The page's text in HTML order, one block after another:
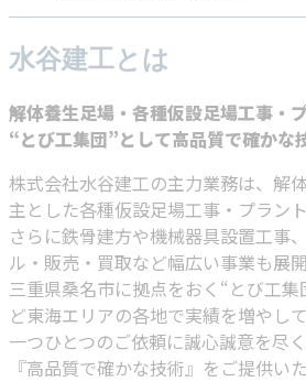
水谷建工とは
解体養生足場・各種仮設足場工事・
“とび工集団”として高品質で確かな
株式会社水谷建工の主力業務は、解
主とした各種仮設足場工事・プラント
さらに鉄骨建方や機械器具設置工事
ル・販売・買取など幅広い事業も展
三重県桑名市に拠点をおく“とび工
ど東海エリアの各地で実績を増やして
一つひとつのご依頼に誠心誠意を尽
『高品質で確かな技術』をご提供いた